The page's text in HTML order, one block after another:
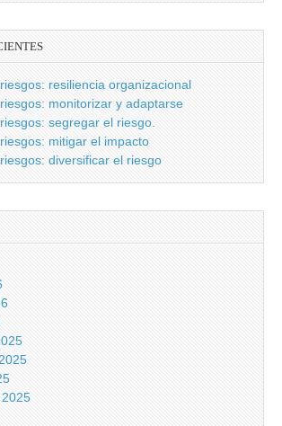
resiliencia organizacional
monitorizar y adaptarse
segregar el riesgo.
mitigar el impacto
diversificar el riesgo